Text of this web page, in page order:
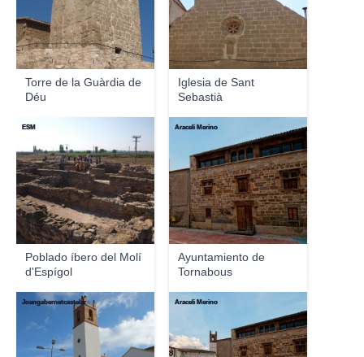
Torre de la Guàrdia de
Déu
Iglesia de Sant
Sebastià
Poblado íbero del Molí
d'Espígol
ESM
Ayuntamiento de
Tornabous
Araceli Merino
Joangabernetcastelar Araceli Merino